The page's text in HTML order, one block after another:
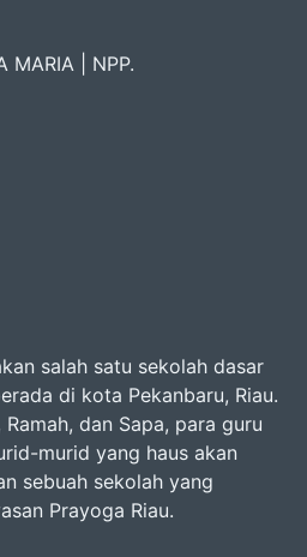
MARIA | NPP.
salah satu sekolah dasar
di kota Pekanbaru, Riau.
dan Sapa, para guru
murid yang haus akan
sebuah sekolah yang
Prayoga Riau.